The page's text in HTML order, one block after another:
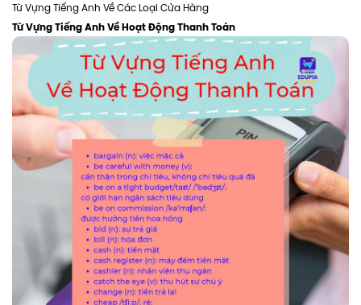
Từ Vựng Tiếng Anh Về Các Loại Cửa Hàng
Từ Vựng Tiếng Anh Về Hoạt Động Thanh Toán